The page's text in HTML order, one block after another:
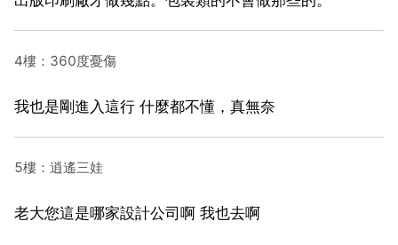
4樓：360度憂傷
我也是剛進入這行 什麼都不懂，真無奈
5樓：逍遙三娃
老大您這是哪家設計公司啊 我也去啊